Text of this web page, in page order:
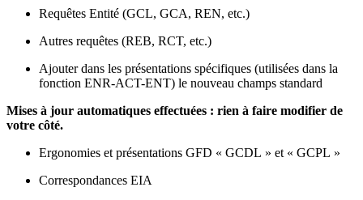
Requêtes Entité (GCL, GCA, REN, etc.)
Autres requêtes (REB, RCT, etc.)
Ajouter dans les présentations spécifiques (utilisées dans la
fonction ENR-ACT-ENT) le nouveau champs standard
Mises à jour automatiques effectuées : rien à faire modifier de
votre côté.
Ergonomies et présentations GFD « GCDL » et « GCPL »
Correspondances EIA